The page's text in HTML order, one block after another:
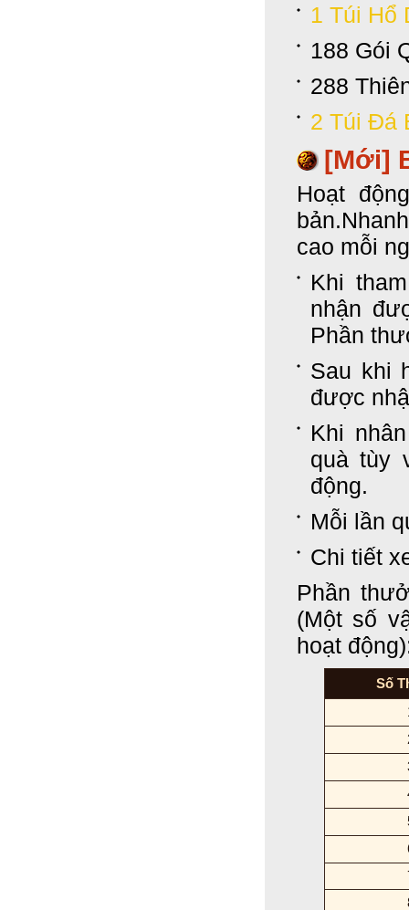
1 Túi Hổ
188 Gói
288
2 Túi Đá
[Mới]
Hoạt
cao mỗi
Khi
nhận
Phần
Sau khi
được
Khi
quà tùy
động.
Mỗi lần
Chi tiết
Phần
(Một số
hoạt
Số